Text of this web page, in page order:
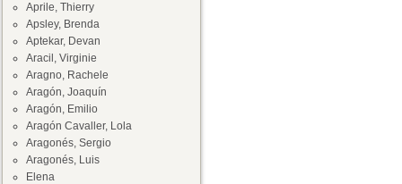
Aprile, Thierry
Apsley, Brenda
Aptekar, Devan
Aracil, Virginie
Aragno, Rachele
Aragón, Joaquín
Aragón, Emilio
Aragón Cavaller, Lola
Aragonés, Sergio
Aragonés, Luis
Elena